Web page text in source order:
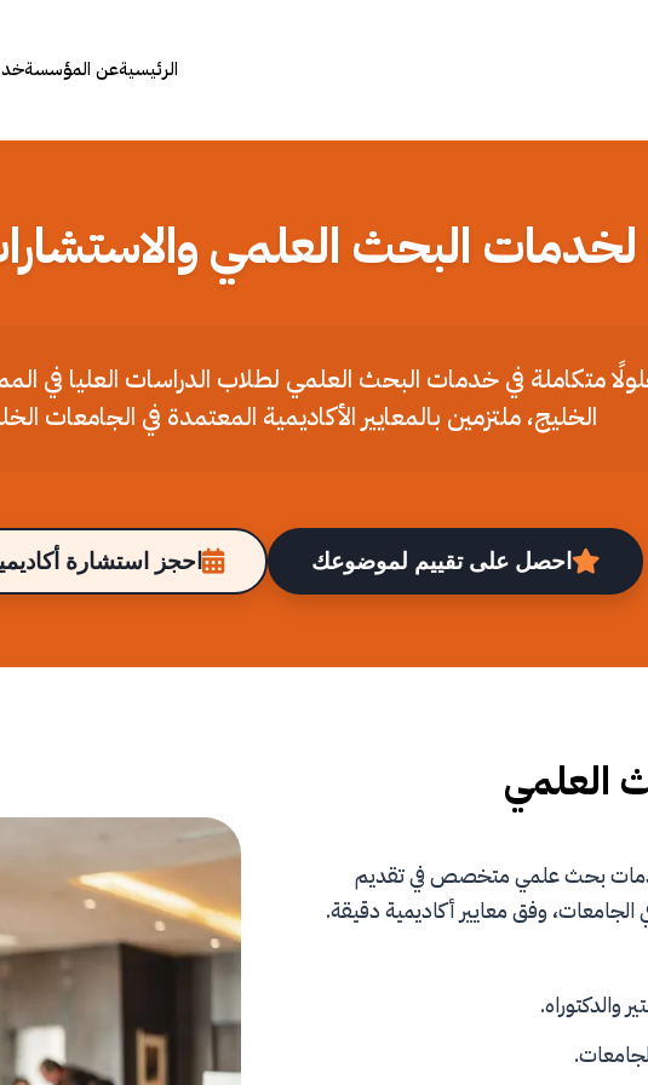
الرئيسيةعن المؤسسة
لخدمات البحث العلمي
متكاملة في خدمات البحث العلمي لطلاب الدراسات العليا في
الخليج، ملتزمين بالمعايير الأكاديمية المعتمدة في الجامعات
احصل على تقييم لموضوعك احجز استشارة
العلمي
خدمات بحث علمي متخصص في تقديم
وفق معايير أكاديمية دقيقة.
والدكتوراه.